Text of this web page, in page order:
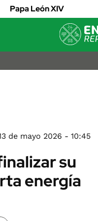
Papa León XIV
EDICTOS
de mayo 2026 - 10:45
su
energía